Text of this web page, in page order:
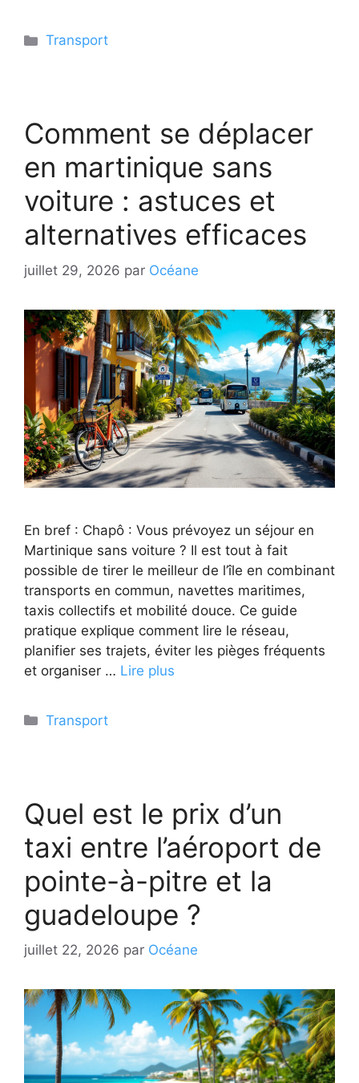
Catégories
Transport
Comment se déplacer
en martinique sans
voiture : astuces et
alternatives efficaces
juillet 29, 2026 par Océane
En bref : Chapô : Vous prévoyez un séjour en
Martinique sans voiture ? Il est tout à fait
possible de tirer le meilleur de l’île en combinant
transports en commun, navettes maritimes,
taxis collectifs et mobilité douce. Ce guide
pratique explique comment lire le réseau,
planifier ses trajets, éviter les pièges fréquents
et organiser … Lire plus
Catégories
Transport
Quel est le prix d’un
taxi entre l’aéroport de
pointe-à-pitre et la
guadeloupe ?
juillet 22, 2026 par Océane